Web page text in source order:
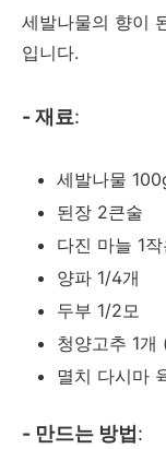
세발나물의 향이
입니다.
- 재료:
세발나물
된장 2큰술
다진 마늘 1
양파 1/4개
두부 1/2모
청양고추 1개
멸치 다시마
- 만드는 방법 :